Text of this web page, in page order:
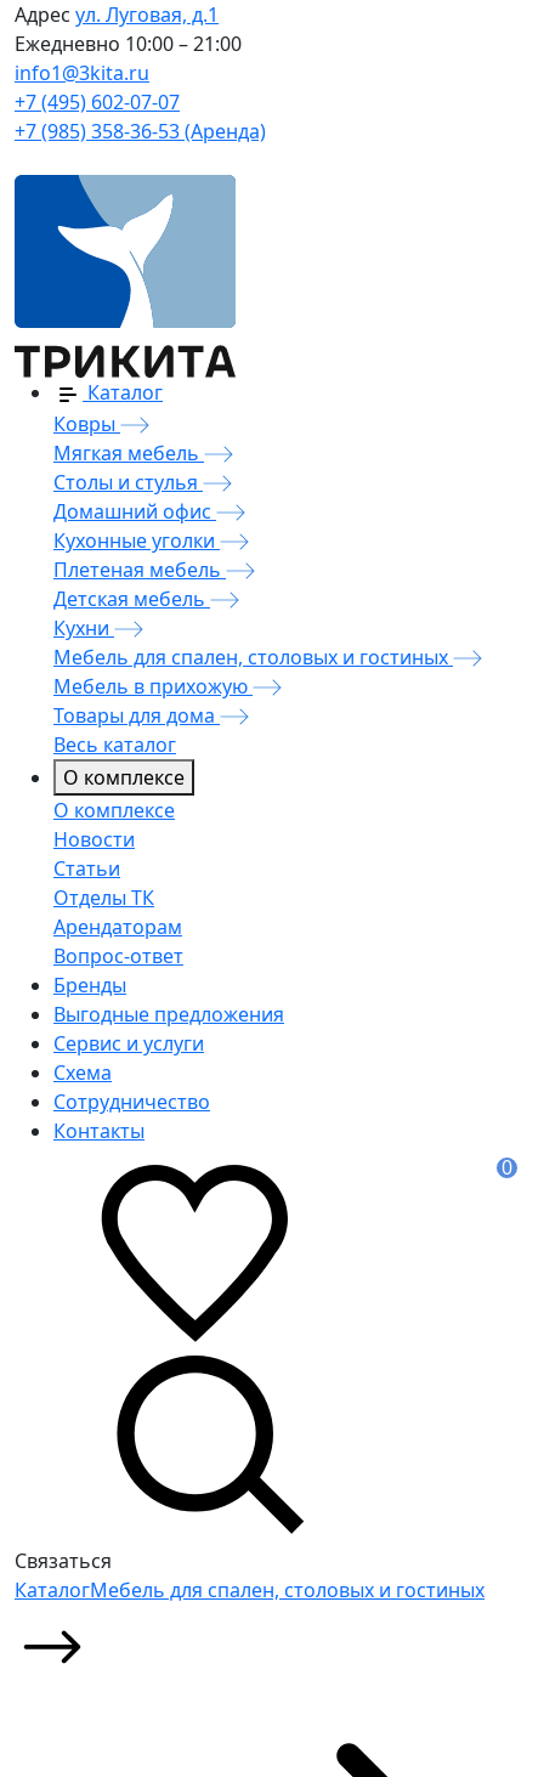
Адрес ул. Луговая, д.1
Ежедневно 10:00 – 21:00
info1@3kita.ru
+7 (495) 602-07-07
+7 (985) 358-36-53 (Аренда)
Каталог
Ковры
Мягкая мебель
Столы и стулья
Домашний офис
Кухонные уголки
Плетеная мебель
Детская мебель
Кухни
Мебель для спален, столовых и гостиных
Мебель в прихожую
Товары для дома
Весь каталог
О комплексе
О комплексе
Новости
Статьи
Отделы ТК
Арендаторам
Вопрос-ответ
Бренды
Выгодные предложения
Сервис и услуги
Схема
Сотрудничество
Контакты
0
Связаться
КаталогМебель для спален, столовых и гостиных